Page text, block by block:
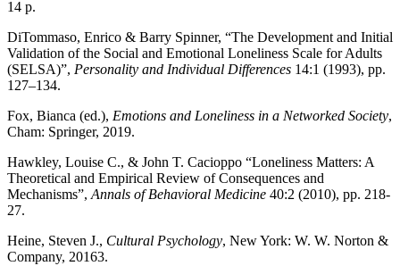
14 p.
DiTommaso, Enrico & Barry Spinner, “The Development and Initial
Validation of the Social and Emotional Loneliness Scale for Adults
(SELSA)”, Personality and Individual Differences 14:1 (1993), pp.
127–134.
Fox, Bianca (ed.), Emotions and Loneliness in a Networked Society,
Cham: Springer, 2019.
Hawkley, Louise C., & John T. Cacioppo “Loneliness Matters: A
Theoretical and Empirical Review of Consequences and
Mechanisms”, Annals of Behavioral Medicine 40:2 (2010), pp. 218-
27.
Heine, Steven J., Cultural Psychology, New York: W. W. Norton &
Company, 20163.